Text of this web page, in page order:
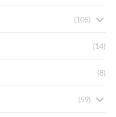
(105)
(14)
(8)
(59)